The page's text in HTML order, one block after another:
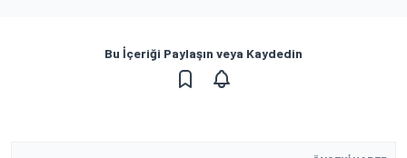
Bu İçeriği Paylaşın veya Kaydedin